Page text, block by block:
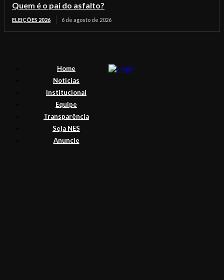
Quem é o pai do asfalto?
ELEIÇÕES 2026 6 de agosto de 2026
Home
Noticias
Institucional
Equipe
Transparência
Seja NES
Anuncie